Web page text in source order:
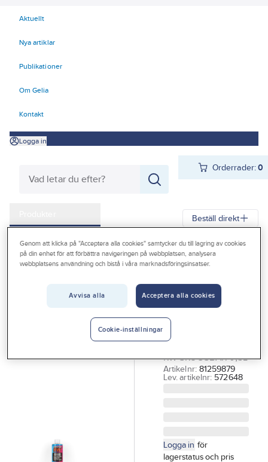
Aktuellt
Nya artiklar
Publikationer
Om Gelia
Kontakt
Logga in
Orderrader:0
Outlet
Beställ direkt
Gelia Produkter Förbrukningsvaror Kemteknik
Städ
Allmän rengöring
GÖRDETMEDRW
Multirengöring
MULTIRENGÖRING
RW SKOGSBÄR 0,5L
Artikelnr: 81259879
Lev. artikelnr: 572648
Logga in för
lagerstatus och pris
Genom att klicka på "Acceptera alla cookies" samtycker du till lagring av cookies
på din enhet för att förbättra navigeringen på webbplatsen, analysera
webbplatsens användning och bistå i våra marknadsföringsinsatser.
Avvisa alla Acceptera alla cookies
Cookie-inställningar